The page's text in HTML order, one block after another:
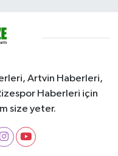
Artvin Haberleri,
Haberleri için
size yeter.